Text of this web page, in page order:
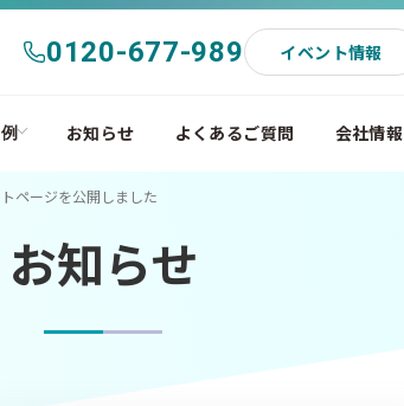
0120-677-989 イベント情報
お知らせ よくあるご質問 会社情報
ページを公開しました
お知らせ